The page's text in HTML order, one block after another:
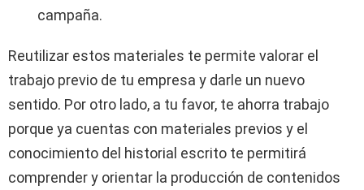
campaña.
Reutilizar estos materiales te permite valorar el
trabajo previo de tu empresa y darle un nuevo
sentido. Por otro lado, a tu favor, te ahorra trabajo
porque ya cuentas con materiales previos y el
conocimiento del historial escrito te permitirá
comprender y orientar la producción de contenidos